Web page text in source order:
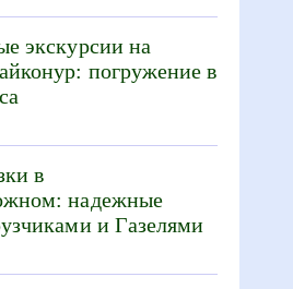
экскурсии на
погружение в
в
надежные
и Газелями